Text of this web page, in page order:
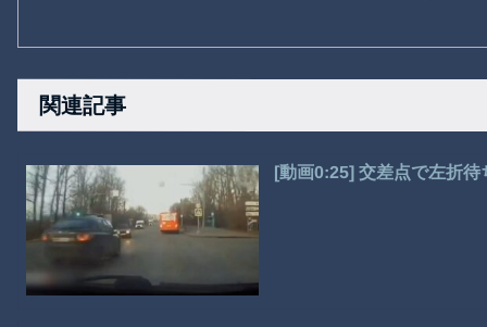
関連記事
[動画0:25] 交差点で左折